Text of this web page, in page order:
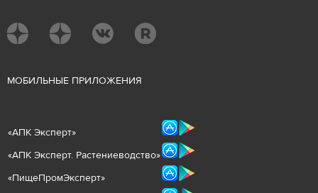
МОБИЛЬНЫЕ ПРИЛОЖЕНИЯ
«АПК Эксперт»
«АПК Эксперт. Растениеводство»
«ПищеПромЭксперт»